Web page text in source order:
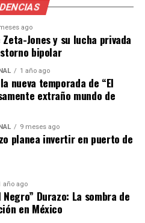
el partido será transmitido
que en España se
+ y LaLiga TV Bar HD. Los
tendrán la opción de
+ y ESPN Deportes, y en
Sky +.
equipos muestra un
tres victorias en los últimos
el Levante ha
en el pasado,
en esos
ago
Jones y su lucha privada
bipolar
1 año ago
nueva temporada de “El
extraño mundo de
9 meses ago
planea invertir en puerto de
año ago
Durazo: La sombra de
en México